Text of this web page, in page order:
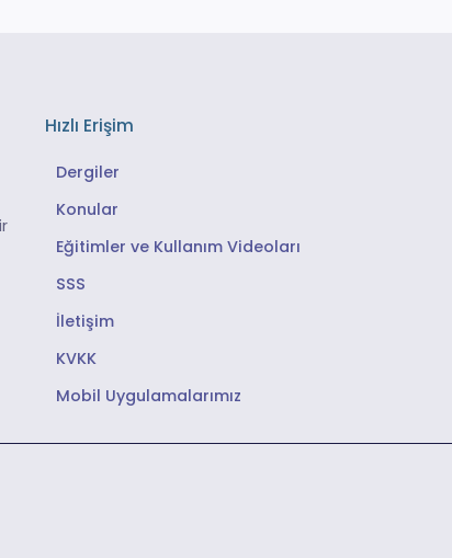
Hızlı Erişim
Dergiler
Konular
Eğitimler ve Kullanım Videoları
SSS
İletişim
KVKK
Mobil Uygulamalarımız